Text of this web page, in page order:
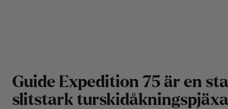
Guide Expedition 75 är en
slitstark